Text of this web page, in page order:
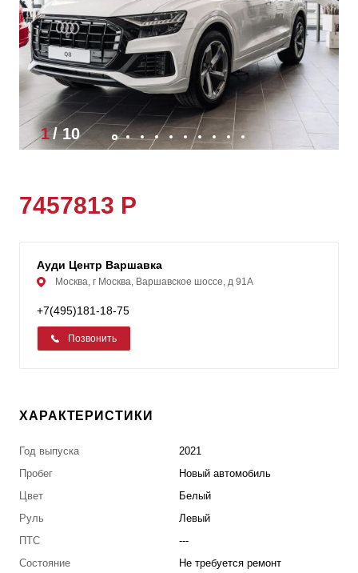
1/10
7457813 Р
Ауди Центр Варшавка
Москва, г Москва, Варшавское шоссе, д 91А
+7(495)181-18-75
Позвонить
ХАРАКТЕРИСТИКИ
Год выпуска
2021
Пробег
Новый автомобиль
Цвет
Белый
Руль
Левый
ПТС
---
Состояние
Не требуется ремонт